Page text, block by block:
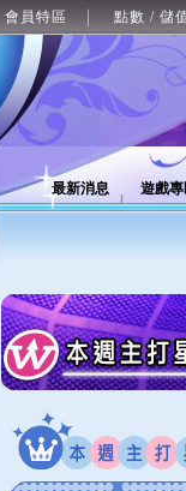
會員特區 點數 / 儲
最新消息 遊戲